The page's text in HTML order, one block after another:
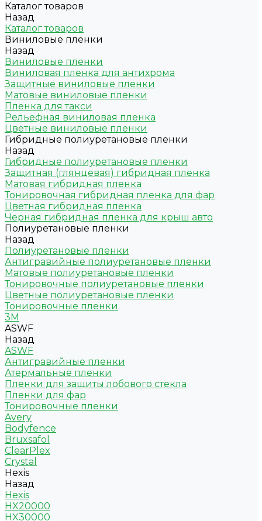
Каталог товаров
Назад
Каталог товаров
Виниловые пленки
Назад
Виниловые пленки
Виниловая пленка для антихрома
Защитные виниловые пленки
Матовые виниловые пленки
Пленка для такси
Рельефная виниловая пленка
Цветные виниловые пленки
Гибридные полиуретановые пленки
Назад
Гибридные полиуретановые пленки
Защитная (глянцевая) гибридная пленка
Матовая гибридная пленка
Тонировочная гибридная пленка для фар
Цветная гибридная пленка
Черная гибридная пленка для крыш авто
Полиуретановые пленки
Назад
Полиуретановые пленки
Антигравийные полиуретановые пленки
Матовые полиуретановые пленки
Тонировочные полиуретановые пленки
Цветные полиуретановые пленки
Тонировочные пленки
3M
ASWF
Назад
ASWF
Антигравийные пленки
Атермальные пленки
Пленки для защиты лобового стекла
Пленки для фар
Тонировочные пленки
Avery
Bodyfence
Bruxsafol
ClearPlex
Crystal
Hexis
Назад
Hexis
HX20000
HX30000